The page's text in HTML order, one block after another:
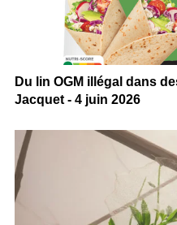
Du lin OGM illégal dans
Jacquet - 4 juin 2026